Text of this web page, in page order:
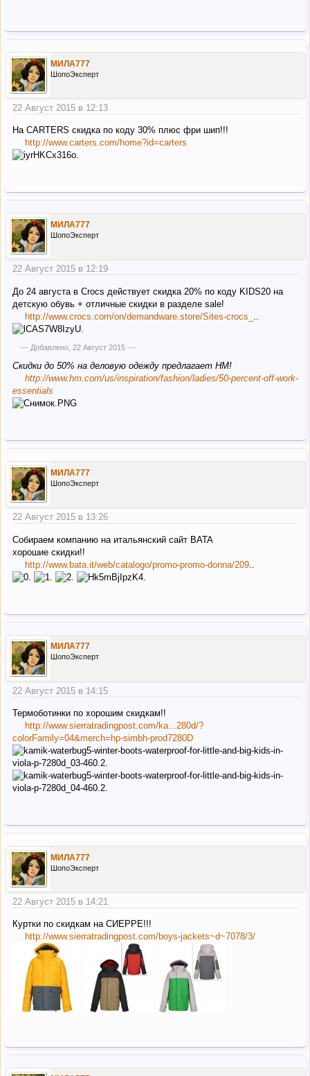
МИЛА777
ШопоЭксперт
22 Август 2015 в 12:13
На CARTERS скидка по коду 30% плюс фри шип!!!
http://www.carters.com/home?id=carters
МИЛА777
ШопоЭксперт
22 Август 2015 в 12:19
До 24 августа в Crocs действует скидка 20% по коду KIDS20 на
детскую обувь + отличные скидки в разделе sale!
http://www.crocs.com/on/demandware.store/Sites-crocs_
--- Добавлено, 22 Август 2015---
Скидки до 50% на деловую одежду предлагает НМ!
http://www.hm.com/us/inspiration/fashion/ladies/50-percent-off-work-
essentials
МИЛА777
ШопоЭксперт
22 Август 2015 в 13:26
Собираем компанию на итальянский сайт BATA
хорошие скидки!!
http://www.bata.it/web/catalogo/promo-promo-donna/209
МИЛА777
ШопоЭксперт
22 Август 2015 в 14:15
Термоботинки по хорошим скидкам!!
http://www.sierratradingpost.com/ka...280d/?
colorFamily=04&merch=hp-simbh-prod7280D
МИЛА777
ШопоЭксперт
22 Август 2015 в 14:21
Куртки по скидкам на СИЕРРЕ!!!
http://www.sierratradingpost.com/boys-jackets~d~7078/3/